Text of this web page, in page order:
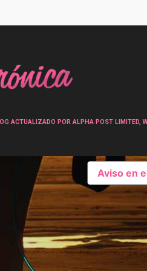
ACTUALIZADO POR ALPHA POST
Aviso en